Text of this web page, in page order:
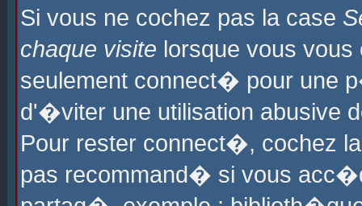
Si vous ne cochez pas la case
chaque visite lorsque vous
seulement connect� pour une
d'�viter une utilisation abusive
Pour rester connect�, cochez
pas recommand� si vous